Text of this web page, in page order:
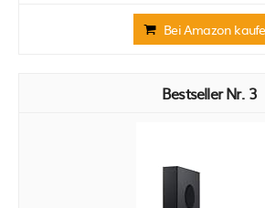
Bei Amazon
3